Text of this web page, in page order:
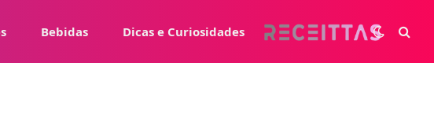
Bebidas Dicas e Curiosidades